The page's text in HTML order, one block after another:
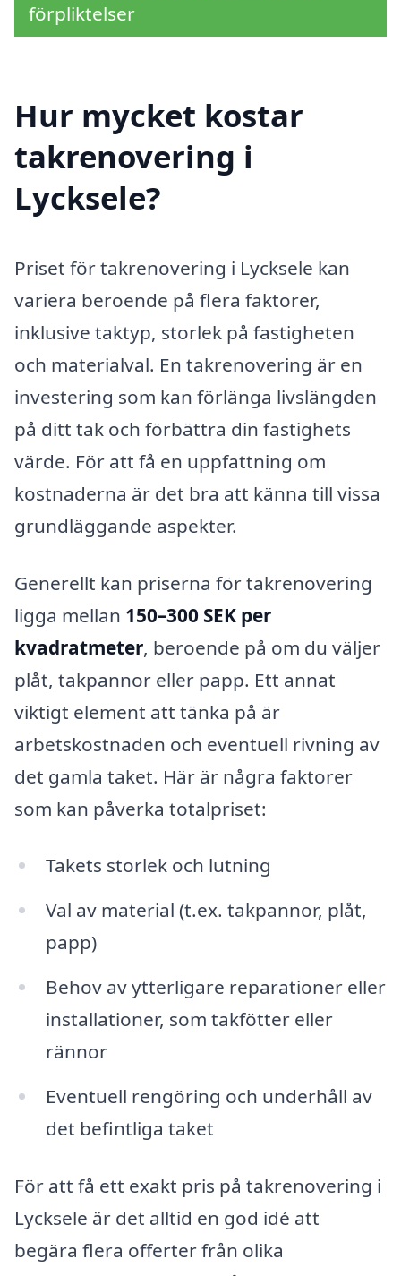
förpliktelser
Hur mycket kostar
takrenovering i
Lycksele?
Priset för takrenovering i Lycksele kan
variera beroende på flera faktorer,
inklusive taktyp, storlek på fastigheten
och materialval. En takrenovering är en
investering som kan förlänga livslängden
på ditt tak och förbättra din fastighets
värde. För att få en uppfattning om
kostnaderna är det bra att känna till vissa
grundläggande aspekter.
Generellt kan priserna för takrenovering
ligga mellan 150–300 SEK per
kvadratmeter, beroende på om du väljer
plåt, takpannor eller papp. Ett annat
viktigt element att tänka på är
arbetskostnaden och eventuell rivning av
det gamla taket. Här är några faktorer
som kan påverka totalpriset:
Takets storlek och lutning
Val av material (t.ex. takpannor, plåt,
papp)
Behov av ytterligare reparationer eller
installationer, som takfötter eller
rännor
Eventuell rengöring och underhåll av
det befintliga taket
För att få ett exakt pris på takrenovering i
Lycksele är det alltid en god idé att
begära flera offerter från olika